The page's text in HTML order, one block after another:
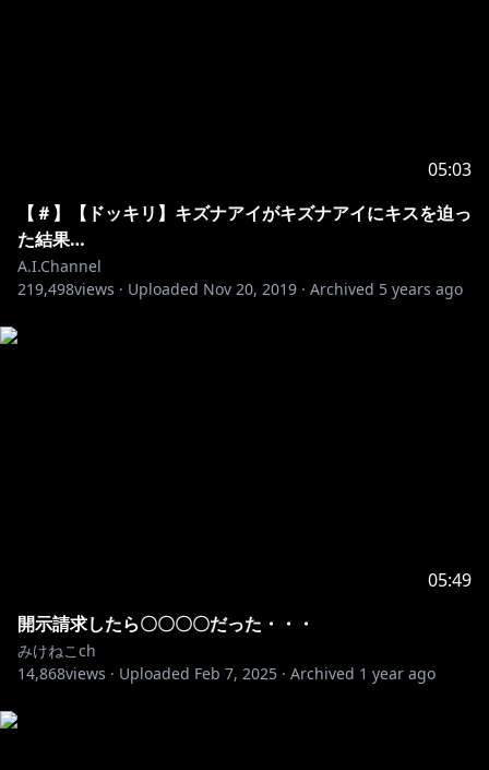
05:03
【＃】【ドッキリ】キズナアイがキズナアイにキスを迫っ
た結果…
A.I.Channel
219,498views · Uploaded Nov 20, 2019 · Archived 5 years ago
05:49
開示請求したら〇〇〇〇だった・・・
みけねこch
14,868views · Uploaded Feb 7, 2025 · Archived 1 year ago